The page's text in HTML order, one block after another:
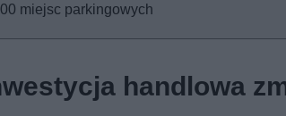
miejsc parkingowych
handlowa